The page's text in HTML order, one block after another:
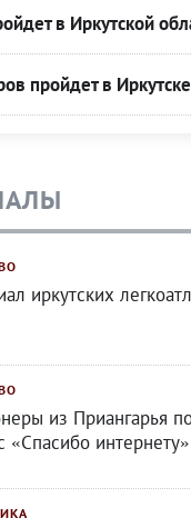
в Иркутской
пройдет в
иркутских
из Приангарья
«Спасибо интернету»